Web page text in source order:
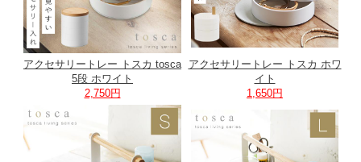
アクセサリートレー トスカ tosca
5段 ホワイト
2,750円
アクセサリートレー トスカ ホワ
イト
1,650円